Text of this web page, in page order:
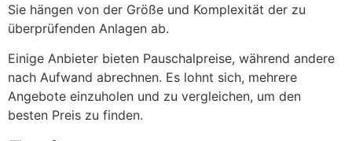
Sie hängen von der Größe und Komplexität der zu
überprüfenden Anlagen ab.
Einige Anbieter bieten Pauschalpreise, während andere
nach Aufwand abrechnen. Es lohnt sich, mehrere
Angebote einzuholen und zu vergleichen, um den
besten Preis zu finden.